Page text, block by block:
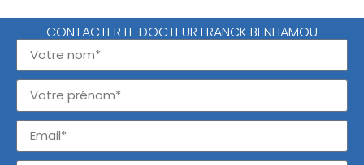
CONTACTER LE DOCTEUR FRANCK BENHAMOU